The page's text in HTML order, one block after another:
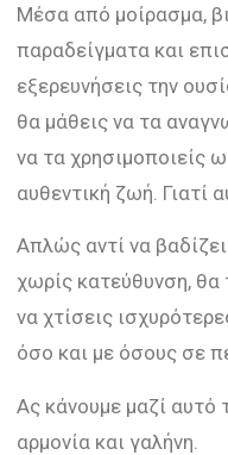
Μέσα από μοίρασμα,
παραδείγματα και
εξερευνήσεις την
θα μάθεις να τα
να τα χρησιμοποιείς
αυθεντική ζωή. Γιατί
Απλώς αντί να
χωρίς κατεύθυνση,
να χτίσεις
όσο και με όσους σε
Ας κάνουμε μαζί
αρμονία και γαλήνη.